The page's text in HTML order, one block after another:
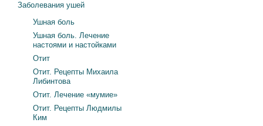
Заболевания ушей
Ушная боль
Ушная боль. Лечение
настоями и настойками
Отит
Отит. Рецепты Михаила
Либинтова
Отит. Лечение «мумие»
Отит. Рецепты Людмилы
Ким